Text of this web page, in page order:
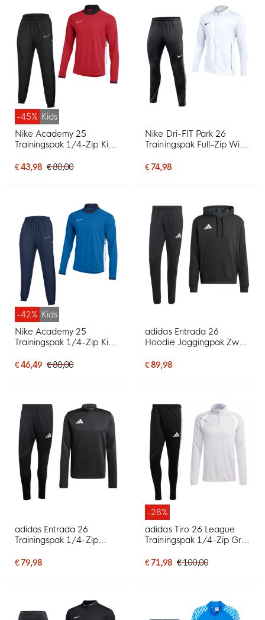
-45% Kids
Nike Academy 25
Trainingspak 1/4-Zip Kids
€ 43,98 € 80,00
Nike Dri-FIT Park 26
Trainingspak Full-Zip Wit
€ 74,98
-42% Kids
Nike Academy 25
Trainingspak 1/4-Zip Kids
€ 46,49 € 80,00
adidas Entrada 26
Hoodie Joggingpak Zwart
€ 89,98
adidas Entrada 26
Trainingspak 1/4-Zip
€ 79,98
-28%
adidas Tiro 26 League
Trainingspak 1/4-Zip Grijs
€ 71,98 € 100,00